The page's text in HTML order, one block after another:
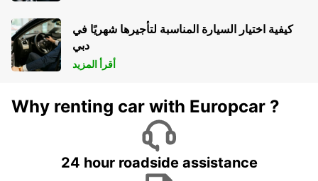
كيفية اختيار السيارة المناسبة لتأجيرها شهريًا في
دبي
أقرأ المزيد
Why renting car with Europcar ?
24 hour roadside assistance